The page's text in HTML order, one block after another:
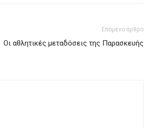
Επόμενο άρθρο
Οι αθλητικές μεταδόσεις της Παρασκευής